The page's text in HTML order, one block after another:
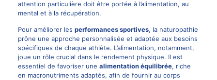
attention particulière doit être portée à l’alimentation, au
mental et à la récupération.
Pour améliorer les performances sportives, la naturopathie
prône une approche personnalisée et adaptée aux besoins
spécifiques de chaque athlète. L’alimentation, notamment,
joue un rôle crucial dans le rendement physique. Il est
essentiel de favoriser une alimentation équilibrée, riche
en macronutriments adaptés, afin de fournir au corps